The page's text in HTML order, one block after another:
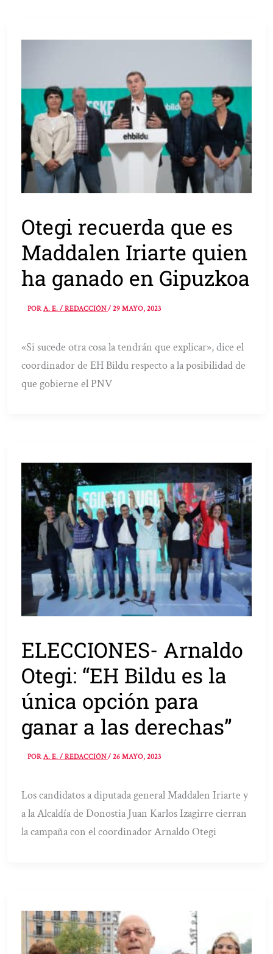
Otegi recuerda que es
Maddalen Iriarte quien
ha ganado en Gipuzkoa
PORA. E. / REDACCIÓN/29 MAYO, 2023
«Si sucede otra cosa la tendrán que explicar», dice el
coordinador de EH Bildu respecto a la posibilidad de
que gobierne el PNV
ELECCIONES- Arnaldo
Otegi: “EH Bildu es la
única opción para
ganar a las derechas”
PORA. E. / REDACCIÓN/26 MAYO, 2023
Los candidatos a diputada general Maddalen Iriarte y
a la Alcaldía de Donostia Juan Karlos Izagirre cierran
la campaña con el coordinador Arnaldo Otegi